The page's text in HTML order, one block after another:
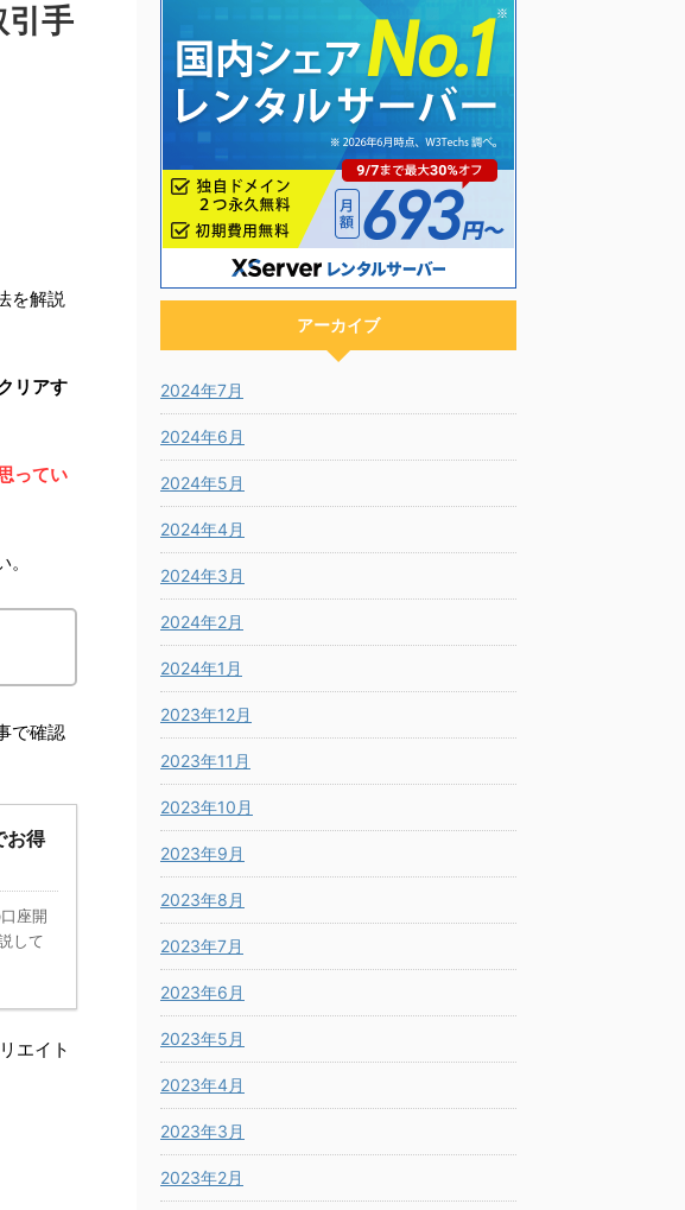
引手
を解説
リアす
ってい
で確認
お得
座開
して
エイト
アーカイブ
2024年7月
2024年6月
2024年5月
2024年4月
2024年3月
2024年2月
2024年1月
2023年12月
2023年11月
2023年10月
2023年9月
2023年8月
2023年7月
2023年6月
2023年5月
2023年4月
2023年3月
2023年2月